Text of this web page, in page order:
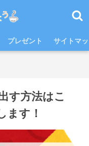
プレゼント サイトマ
す方法はこ
ます！